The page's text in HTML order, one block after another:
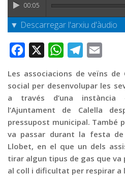
00:05
▼ Descarregar l'arxiu d'àudio
Facebook WhatsAppTelegram
Les associacions de veïns de
social per desenvolupar les
a través d’una
l’Ajuntament de Calella
pressupost municipal. També
va passar durant la festa de
Llobet, en el que un dels
tirar algun tipus de gas que
al coll i dificultat per respirar a